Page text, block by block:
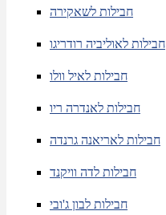
חבילות לשאקירה
חבילות לאוליביה רודריגו
חבילות לאיל וולו
חבילות לאנדרה ריו
חבילות לאריאנה גרנדה
חבילות לדה וויקנד
חבילות לבון ג'ובי